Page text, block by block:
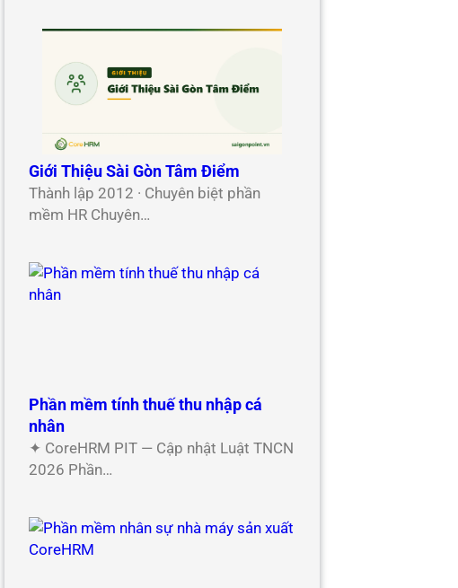
Giới Thiệu Sài Gòn Tâm Điểm
Thành lập 2012 · Chuyên biệt phần
mềm HR Chuyên…
Phần mềm tính thuế thu nhập cá
nhân
✦ CoreHRM PIT — Cập nhật Luật TNCN
2026 Phần…